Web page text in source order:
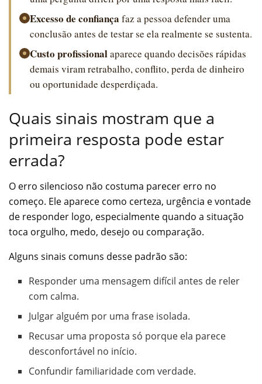
Excesso de confiança faz a pessoa defender uma
conclusão antes de testar se ela realmente se sustenta.
Custo profissionalaparece quando decisões rápidas
demais viram retrabalho, conflito, perda de dinheiro
ou oportunidade desperdiçada.
Quais sinais mostram que a
primeira resposta pode estar
errada?
O erro silencioso não costuma parecer erro no
começo. Ele aparece como certeza, urgência e vontade
de responder logo, especialmente quando a situação
toca orgulho, medo, desejo ou comparação.
Alguns sinais comuns desse padrão são:
Responder uma mensagem difícil antes de reler
com calma.
Julgar alguém por uma frase isolada.
Recusar uma proposta só porque ela parece
desconfortável no início.
Confundir familiaridade com verdade.